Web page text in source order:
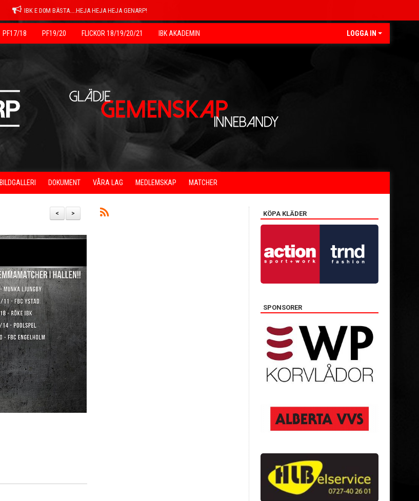
IBK E D0M BÄSTA....HEJA HEJA HEJA GENARP!
PF17/18 PF19/20 FLICKOR 18/19/20/21 IBK AKADEMIN LOGGA IN
BILDGALLERI DOKUMENT VÅRA LAG MEDLEMSKAP MATCHER
>
< KÖPA KLÄDER
SPONSORER